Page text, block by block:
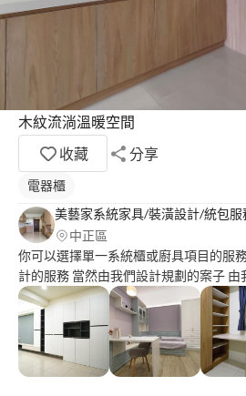
木紋流淌溫暖空間
收藏
分享
電器櫃
美藝家系統家具/裝潢設計/統包服
中正區
你可以選擇單一系統櫃或廚具項目的服
計的服務 當然由我們設計規劃的案子
想 公司成立10幾年來 一直秉持誠正信
忱與專業 不斷的幫客戶解決他們遇到的
需求 建構屬於全家人的幸福空間